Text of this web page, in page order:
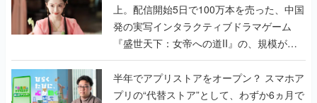
上。配信開始5日で100万本を売った、中国
発の実写インタラクティブドラマゲーム
『盛世天下：女帝への道II』の、規模が違
うこだわりをプロデューサーに聞いた
半年でアプリストアをオープン？ スマホア
プリの“代替ストア”として、わずか6ヵ月で